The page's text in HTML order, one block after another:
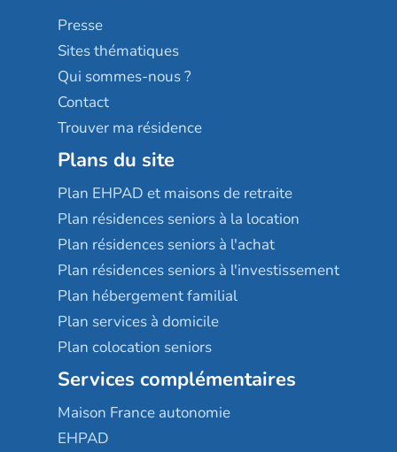
Sérénys
Résidences services Villa Médicis
Presse
Sites thématiques
Qui sommes-nous ?
Contact
Trouver ma résidence
Plans du site
Plan EHPAD et maisons de retraite
Plan résidences seniors à la location
Plan résidences seniors à l'achat
Plan résidences seniors à l'investissement
Plan hébergement familial
Plan services à domicile
Plan colocation seniors
Services complémentaires
Maison France autonomie
EHPAD